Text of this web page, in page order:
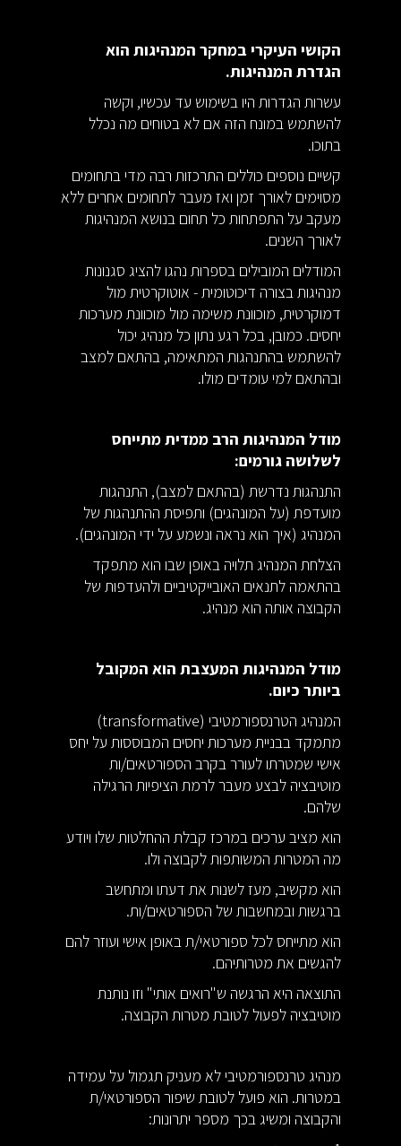
הקושי העיקרי במחקר המנהיגות הוא
הגדרת המנהיגות.
עשרות הגדרות היו בשימוש עד עכשיו, וקשה
להשתמש במונח הזה אם לא בטוחים מה נכלל
בתוכו.
קשיים נוספים כוללים התרכזות רבה מדי בתחומים
מסוימים לאורך זמן ואז מעבר לתחומים אחרים ללא
מעקב על התפתחות כל תחום בנושא המנהיגות
לאורך השנים.
המודלים המובילים בספרות נהגו להציג סגנונות
מנהיגות בצורה דיכוטומית - אוטוקרטית מול
דמוקרטית, מוכוונת משימה מול מוכוונת מערכות
יחסים. כמובן, בכל רגע נתון כל מנהיג יכול
להשתמש בהתנהגות המתאימה, בהתאם למצב
ובהתאם למי עומדים מולו.
מודל המנהיגות הרב ממדית מתייחס
לשלושה גורמים:
התנהגות נדרשת (בהתאם למצב), התנהגות
מועדפת (על המונהגים) ותפיסת ההתנהגות של
המנהיג (איך הוא נראה ונשמע על ידי המונהגים).
הצלחת המנהיג תלויה באופן שבו הוא מתפקד
בהתאמה לתנאים האובייקטיביים ולהעדפות של
הקבוצה אותה הוא מנהיג.
מודל המנהיגות המעצבת הוא המקובל
ביותר כיום.
המנהיג הטרנספורמטיבי (transformative)
מתמקד בבניית מערכות יחסים המבוססות על יחס
אישי שמטרתו לעורר בקרב הספורטאים/ות
מוטיבציה לבצע מעבר לרמת הציפיות הרגילה
שלהם.
הוא מציב ערכים במרכז קבלת ההחלטות שלו ויודע
מה המטרות המשותפות לקבוצה ולו.
הוא מקשיב, מעז לשנות את דעתו ומתחשב
ברגשות ובמחשבות של הספורטאים/ות.
הוא מתייחס לכל ספורטאי/ת באופן אישי ועוזר להם
להגשים את מטרותיהם.
התוצאה היא הרגשה ש"רואים אותי" וזו נותנת
מוטיבציה לפעול לטובת מטרות הקבוצה.
מנהיג טרנספורמטיבי לא מעניק תגמול על עמידה
במטרות. הוא פועל לטובת שיפור הספורטאי/ת
והקבוצה ומשיג בכך מספר יתרונות: